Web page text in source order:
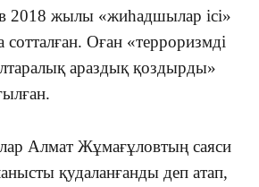
2018 жылы «жиһадшылар ісі»
Оған «терроризмді
араздық қоздырды»
Алмат Жұмағұловтың саяси
қудаланғанды деп атап,